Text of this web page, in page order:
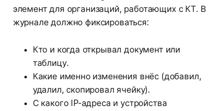
элемент для организаций, работающих с КТ. В
журнале должно фиксироваться:
Кто и когда открывал документ или
таблицу.
Какие именно изменения внёс (добавил,
удалил, скопировал ячейку).
С какого IP-адреса и устройства